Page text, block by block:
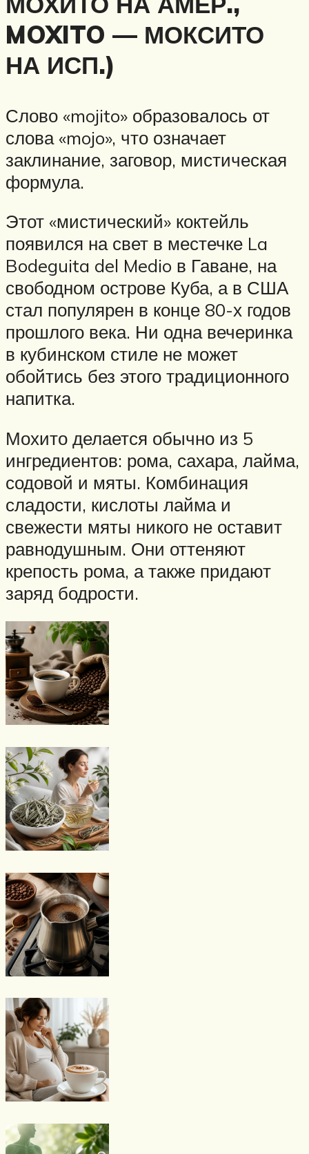
MOXITO — МОКСИТО
НА ИСП.)
Слово «mojito» образовалось от
слова «mojo», что означает
заклинание, заговор, мистическая
формула.
Этот «мистический» коктейль
появился на свет в местечке La
Bodeguita del Medio в Гаване, на
свободном острове Куба, а в США
стал популярен в конце 80-х годов
прошлого века. Ни одна вечеринка
в кубинском стиле не может
обойтись без этого традиционного
напитка.
Мохито делается обычно из 5
ингредиентов: рома, сахара, лайма,
содовой и мяты. Комбинация
сладости, кислоты лайма и
свежести мяты никого не оставит
равнодушным. Они оттеняют
крепость рома, а также придают
заряд бодрости.